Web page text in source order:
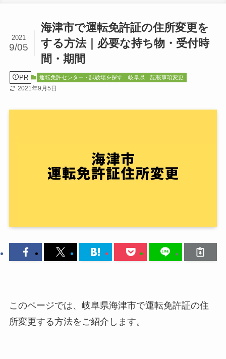
海津市で運転免許証の住所変更を
する方法｜必要な持ち物・受付時
間・期間
2021
9/05
PR 運転免許センター・試験場を探す 岐阜県 記載事項変更
2021年9月5日
このページでは、岐阜県海津市で運転免許証の住
所変更する方法をご紹介します。